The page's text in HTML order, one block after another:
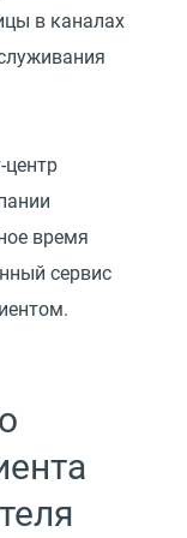
в каналах
время
сервис